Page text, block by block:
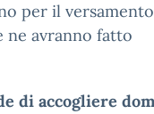
per il versamento
ne avranno fatto
di accogliere